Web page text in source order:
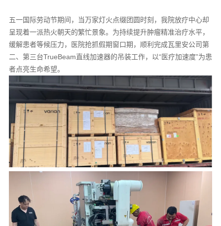
五一国际劳动节期间，当万家灯火点缀团圆时刻，我院放疗中心却
呈现着一派热火朝天的繁忙景象。为持续提升肿瘤精准治疗水平，
缓解患者等候压力，医院抢抓假期窗口期，顺利完成瓦里安公司第
二、第三台TrueBeam直线加速器的吊装工作，以“医疗加速度”为患
者点亮生命希望。